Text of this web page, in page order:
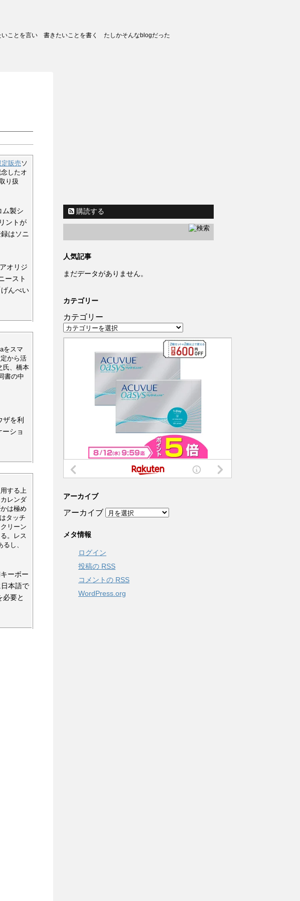
ことを言い 書きたいことを書く たしかそんなblogだった
販売 ソ
したオ
り扱
ム製シ
ントが
はソニ
オリジ
ースト
んべい
をスマ
から活
氏、橋本
書の中
を利
ショ
する上
レンダ
は極め
タッチ
リーン
。レス
し、
ーボー
本語で
必要と
購読する
人気記事
まだデータがありません。
カテゴリー
カテゴリー
アーカイブ
アーカイブ
メタ情報
ログイン
投稿の RSS
コメントの RSS
WordPress.org